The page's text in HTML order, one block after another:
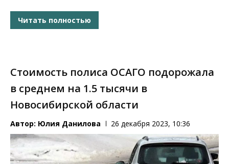
Читать полностью
Стоимость полиса ОСАГО подорожала
в среднем на 1.5 тысячи в
Новосибирской области
Автор: Юлия Данилова 26 декабря 2023, 10:36